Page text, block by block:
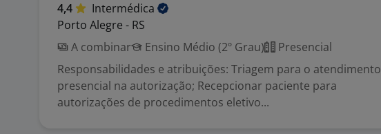
4,4
Intermédica
Porto Alegre - RS
A combinar
Ensino Médio (2º Grau)
Presencial
Responsabilidades e atribuições: Triagem para o atendimento
presencial na autorização; Recepcionar paciente para
autorizações de procedimentos eletivo...